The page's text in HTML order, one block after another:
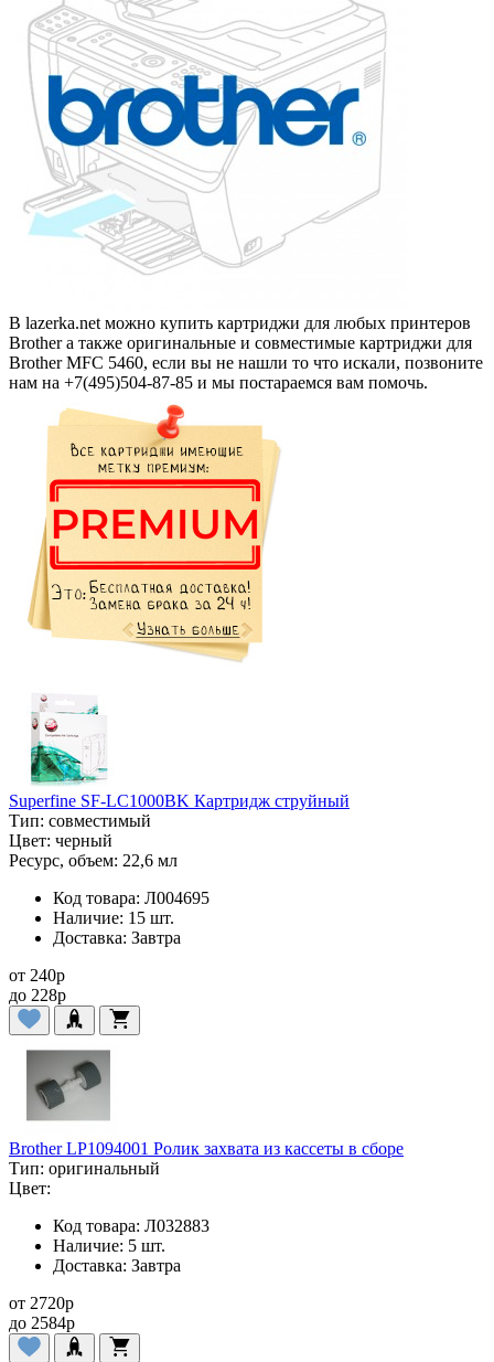
В lazerka.net можно купить картриджи для любых принтеров
Brother а также оригинальные и совместимые картриджи для
Brother MFC 5460, если вы не нашли то что искали, позвоните
нам на +7(495)504-87-85 и мы постараемся вам помочь.
Superfine SF-LC1000BK Картридж струйный
Тип: совместимый
Цвет: черный
Ресурс, объем: 22,6 мл
Код товара: Л004695
Наличие: 15 шт.
Доставка: Завтра
от 240p
до 228p
Brother LP1094001 Ролик захвата из кассеты в сборе
Тип: оригинальный
Цвет:
Код товара: Л032883
Наличие: 5 шт.
Доставка: Завтра
от 2720p
до 2584p